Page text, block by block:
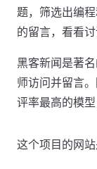
题，筛选出编
的留言，看看
黑客新闻是著
师访问并留言
评率最高的模型
这个项目的网